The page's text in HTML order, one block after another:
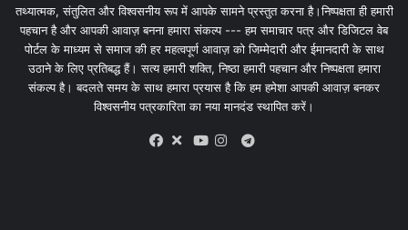
तथ्यात्मक, संतुलित और विश्वसनीय रूप में आपके सामने प्रस्तुत करना है।निष्पक्षता ही हमारी
पहचान है और आपकी आवाज़ बनना हमारा संकल्प --- हम समाचार पत्र और डिजिटल वेब
पोर्टल के माध्यम से समाज की हर महत्वपूर्ण आवाज़ को जिम्मेदारी और ईमानदारी के साथ
उठाने के लिए प्रतिबद्ध हैं। सत्य हमारी शक्ति, निष्ठा हमारी पहचान और निष्पक्षता हमारा
संकल्प है। बदलते समय के साथ हमारा प्रयास है कि हम हमेशा आपकी आवाज़ बनकर
विश्वसनीय पत्रकारिता का नया मानदंड स्थापित करें।
X
Telegram